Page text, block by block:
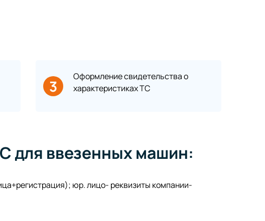
3
Оформление свидетельства о
характеристиках ТС
для ввезенных машин:
юр. лицо- реквизиты компании-